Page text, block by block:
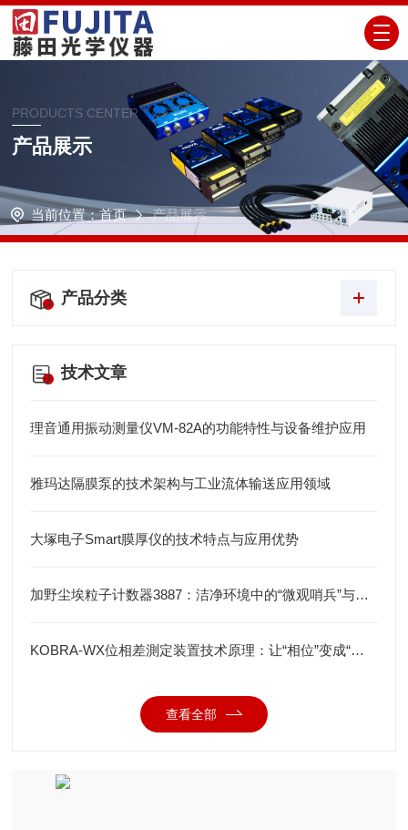
PRODUCTS CENTER
产品展示
当前位置：首页 产品展示
产品分类
技术文章
理音通用振动测量仪VM-82A的功能特性与设备维护应用
雅玛达隔膜泵的技术架构与工业流体输送应用领域
大塚电子Smart膜厚仪的技术特点与应用优势
加野尘埃粒子计数器3887：洁净环境中的“微观哨兵”与洁净度“审计官”
KOBRA-WX位相差測定装置技术原理：让“相位”变成“光强”
查看全部